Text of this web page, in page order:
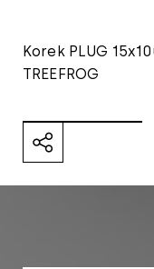
Korek PLUG
TREEFROG